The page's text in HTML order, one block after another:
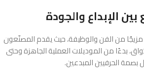
الإبداع والجودة
مزيجًا من الفن والوظيفة، حيث يقدم المصنّعون
بدءًا من الموديلات العملية الجاهزة وحتى
بصمة الحرفيين المبدعين.